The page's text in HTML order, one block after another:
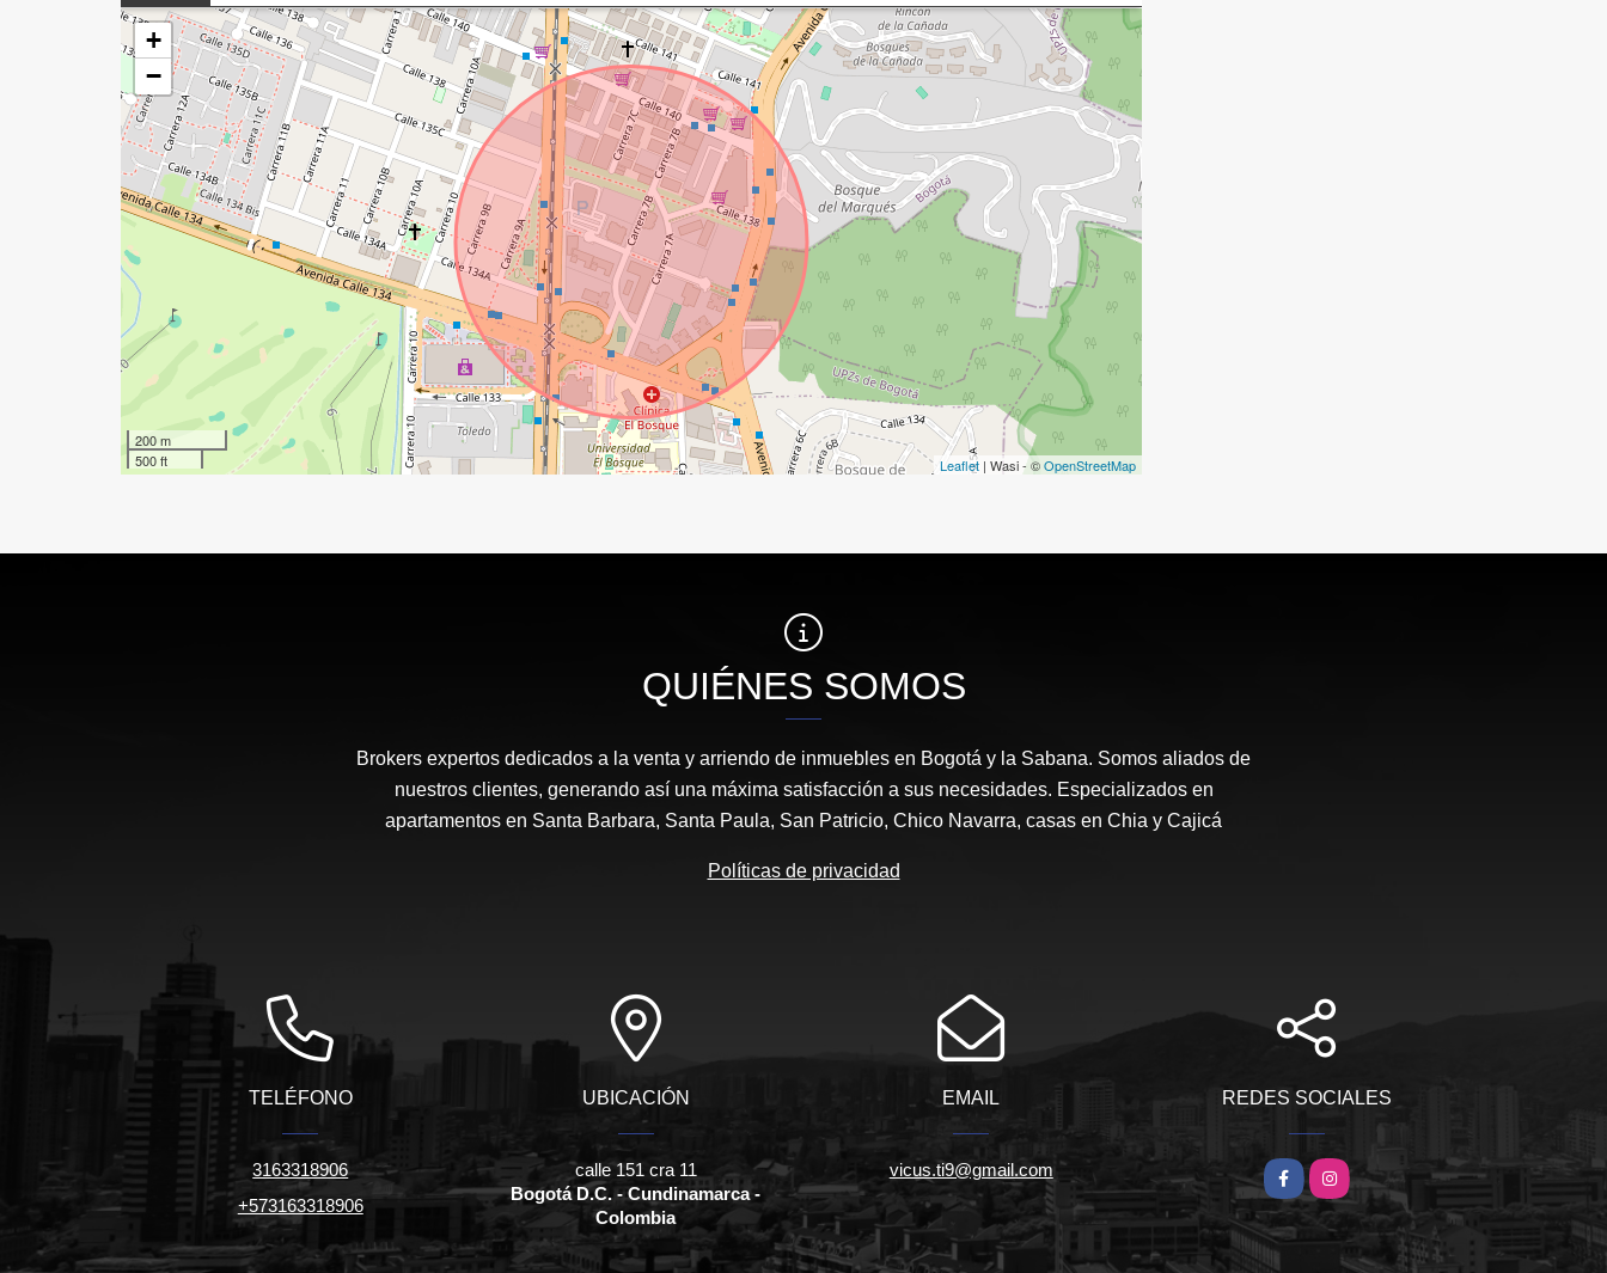
+
−
200 m
500 ft
Leaflet | Wasi - ©OpenStreetMap
QUIÉNES SOMOS
Brokers expertos dedicados a la venta y arriendo de inmuebles en Bogotá y la Sabana. Somos aliados de
nuestros clientes, generando así una máxima satisfacción a sus necesidades. Especializados en
apartamentos en Santa Barbara, Santa Paula, San Patricio, Chico Navarra, casas en Chia y Cajicá
Políticas de privacidad
TELÉFONO
3163318906
+573163318906
UBICACIÓN
calle 151 cra 11
Bogotá D.C. - Cundinamarca -
Colombia
EMAIL
vicus.ti9@gmail.com
REDES SOCIALES
Facebook
Instagram